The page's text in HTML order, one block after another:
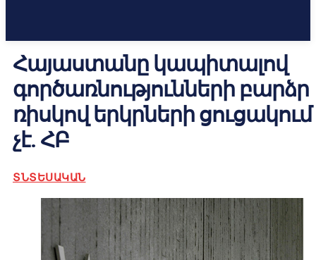
Հայաստանը կապիտալով
գործառնությունների բարձր
ռիսկով երկրների ցուցակում
չէ. ՀԲ
ՏՆՏԵՍԱԿԱՆ